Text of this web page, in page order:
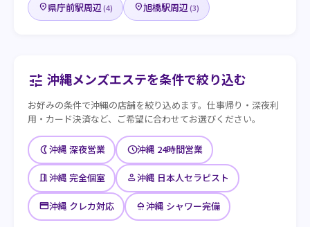
place県庁前駅周辺(4) place旭橋駅周辺(3)
tune 沖縄メンズエステを条件で絞り込む
お好みの条件で沖縄の店舗を絞り込めます。仕事帰り・深夜利
用・カード決済など、ご希望に合わせてお選びください。
nightlight沖縄 深夜営業 schedule沖縄 24時間営業
meeting_room沖縄 完全個室 person沖縄 日本人セラピスト
credit_card沖縄 クレカ対応 shower沖縄 シャワー完備